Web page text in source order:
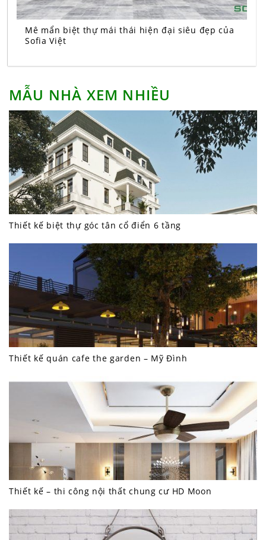
Mê mẩn biệt thự mái thái hiện đại siêu đẹp của
Sofia Việt
MẪU NHÀ XEM NHIỀU
Thiết kế biệt thự góc tân cổ điển 6 tầng
Thiết kế quán cafe the garden – Mỹ Đình
Thiết kế – thi công nội thất chung cư HD Moon